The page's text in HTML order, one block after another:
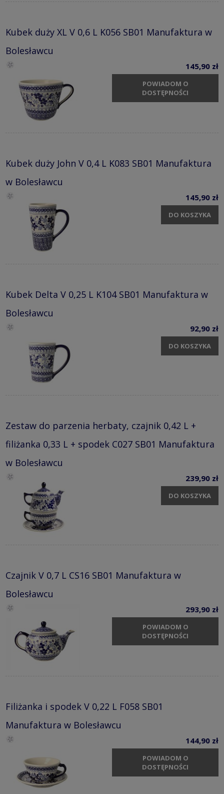
Kubek duży XL V 0,6 L K056 SB01 Manufaktura w
Bolesławcu
145,90 zł
POWIADOM O
DOSTĘPNOŚCI
Kubek duży John V 0,4 L K083 SB01 Manufaktura
w Bolesławcu
145,90 zł
DO KOSZYKA
Kubek Delta V 0,25 L K104 SB01 Manufaktura w
Bolesławcu
92,90 zł
DO KOSZYKA
Zestaw do parzenia herbaty, czajnik 0,42 L +
filiżanka 0,33 L + spodek C027 SB01 Manufaktura
w Bolesławcu
239,90 zł
DO KOSZYKA
Czajnik V 0,7 L CS16 SB01 Manufaktura w
Bolesławcu
293,90 zł
POWIADOM O
DOSTĘPNOŚCI
Filiżanka i spodek V 0,22 L F058 SB01
Manufaktura w Bolesławcu
144,90 zł
POWIADOM O
DOSTĘPNOŚCI